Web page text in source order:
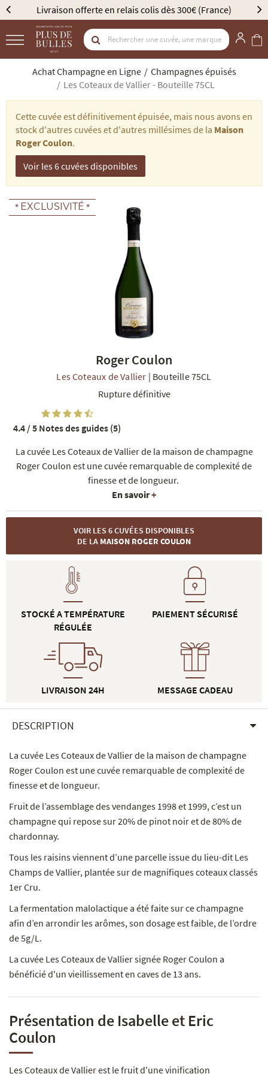
NOS COFFRETS DÉCOUVERTES NOS MEILLEURES VENTES
Livraison offerte en relais colis dès 300€ (France)
Achat Champagne en Ligne
Champagnes épuisés
Les Coteaux de Vallier - Bouteille 75CL
Cette cuvée est définitivement épuisée, mais nous avons en
stock d'autres cuvées et d'autres millésimes de la Maison
Roger Coulon.
Voir les 6 cuvées disponibles
EXCLUSIVITÉ
Roger Coulon
Les Coteaux de Vallier | Bouteille 75CL
Rupture définitive
La cuvée Les Coteaux de Vallier de la maison de champagne
Roger Coulon est une cuvée remarquable de complexité de
finesse et de longueur.
En savoir+
4.4 / 5 Notes des guides (5)
VOIR LES 6 CUVÉES DISPONIBLES
DE LA MAISON ROGER COULON
STOCKÉ A TEMPÉRATURE
RÉGULÉE
LIVRAISON 24H
PAIEMENT SÉCURISÉ
MESSAGE CADEAU
DESCRIPTION
La cuvée Les Coteaux de Vallier de la maison de champagne
Roger Coulon est une cuvée remarquable de complexité de
finesse et de longueur.
Fruit de l’assemblage des vendanges 1998 et 1999, c’est un
champagne qui repose sur 20% de pinot noir et de 80% de
chardonnay.
Tous les raisins viennent d’une parcelle issue du lieu-dit Les
Champs de Vallier, plantée sur de magnifiques coteaux classés
1er Cru.
La fermentation malolactique a été faite sur ce champagne
afin d’en arrondir les arômes, son dosage est faible, de l’ordre
de 5g/L.
La cuvée Les Coteaux de Vallier signée Roger Coulon a
bénéficié d'un vieillissement en caves de 13 ans.
Présentation de Isabelle et Eric
Coulon
Les Coteaux de Vallier est le fruit d'une vinification